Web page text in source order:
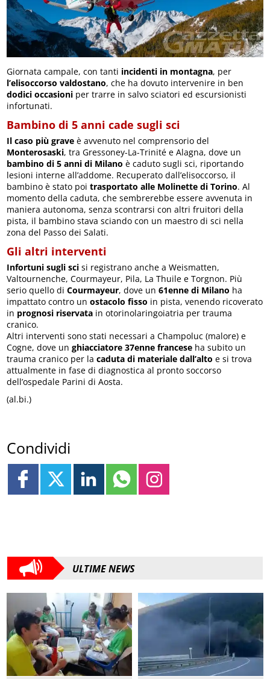
Giornata campale, con tanti incidenti in montagna, per
l’elisoccorso valdostano, che ha dovuto intervenire in ben
dodici occasioni per trarre in salvo sciatori ed escursionisti
infortunati.
Bambino di 5 anni cade sugli sci
Il caso più grave è avvenuto nel comprensorio del
Monterosaski, tra Gressoney-La-Trinité e Alagna, dove un
bambino di 5 anni di Milano è caduto sugli sci, riportando
lesioni interne all’addome. Recuperato dall’elisoccorso, il
bambino è stato poitrasportato alle Molinette di Torino. Al
momento della caduta, che sembrerebbe essere avvenuta in
maniera autonoma, senza scontrarsi con altri fruitori della
pista, il bambino stava sciando con un maestro di sci nella
zona del Passo dei Salati.
Gli altri interventi
Infortuni sugli sci si registrano anche a Weismatten,
Valtournenche, Courmayeur, Pila, La Thuile e Torgnon. Più
serio quello diCourmayeur, dove un61enne di Milano ha
impattato contro unostacolo fisso in pista, venendo ricoverato
in prognosi riservata in otorinolaringoiatria per trauma
cranico.
Altri interventi sono stati necessari a Champoluc (malore) e
Cogne, dove unghiacciatore 37enne francese ha subito un
trauma cranico per lacaduta di materiale dall’alto e si trova
attualmente in fase di diagnostica al pronto soccorso
dell’ospedale Parini di Aosta.
(al.bi.)
Condividi
ULTIME NEWS